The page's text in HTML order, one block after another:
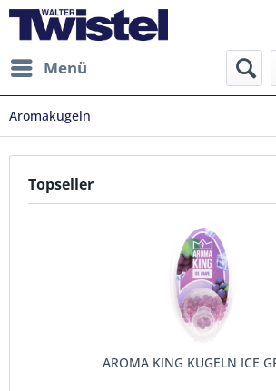
Menü
Aromakugeln
Topseller
AROMA KING KUGELN ICE